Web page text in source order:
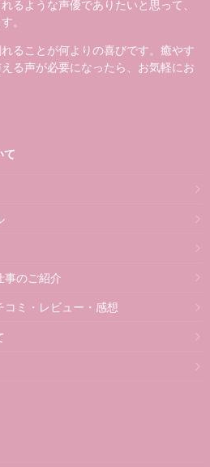
るような声優でありたいと思って、
。
ることが何よりの喜びです。癒やす
る声が必要になったら、お気軽にお
て
事のご紹介
ミ・レビュー・感想